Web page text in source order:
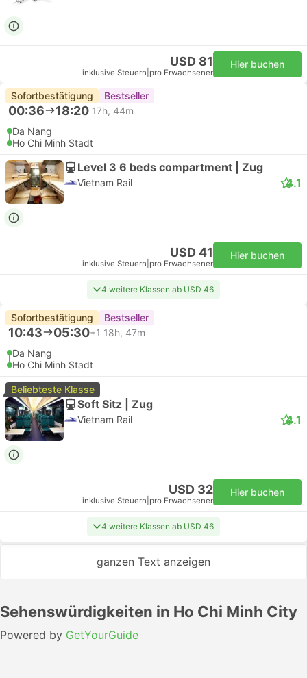
USD 81
inklusive Steuern pro Erwachsener
Hier buchen
Sofortbestätigung Bestseller
00:36 18:20 17h, 44m
Da Nang
Ho Chi Minh Stadt
Level 3 6 beds compartment | Zug
Vietnam Rail 4.1
USD 41
inklusive Steuern pro Erwachsener
Hier buchen
4 weitere Klassen ab USD 46
Sofortbestätigung Bestseller
10:43 05:30+1 18h, 47m
Da Nang
Ho Chi Minh Stadt
Beliebteste Klasse
Soft Sitz | Zug
Vietnam Rail 4.1
USD 32
inklusive Steuern pro Erwachsener
Hier buchen
4 weitere Klassen ab USD 46
ganzen Text anzeigen
Sehenswürdigkeiten in Ho Chi Minh City
Powered by GetYourGuide